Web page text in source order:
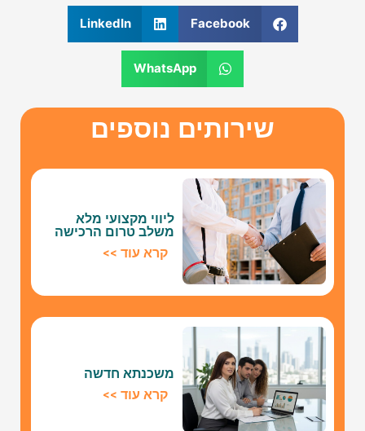
Facebook
LinkedIn
WhatsApp
שירותים נוספים
ליווי מקצועי מלא
משלב טרום הרכישה
קרא עוד >>
משכנתא חדשה
קרא עוד >>